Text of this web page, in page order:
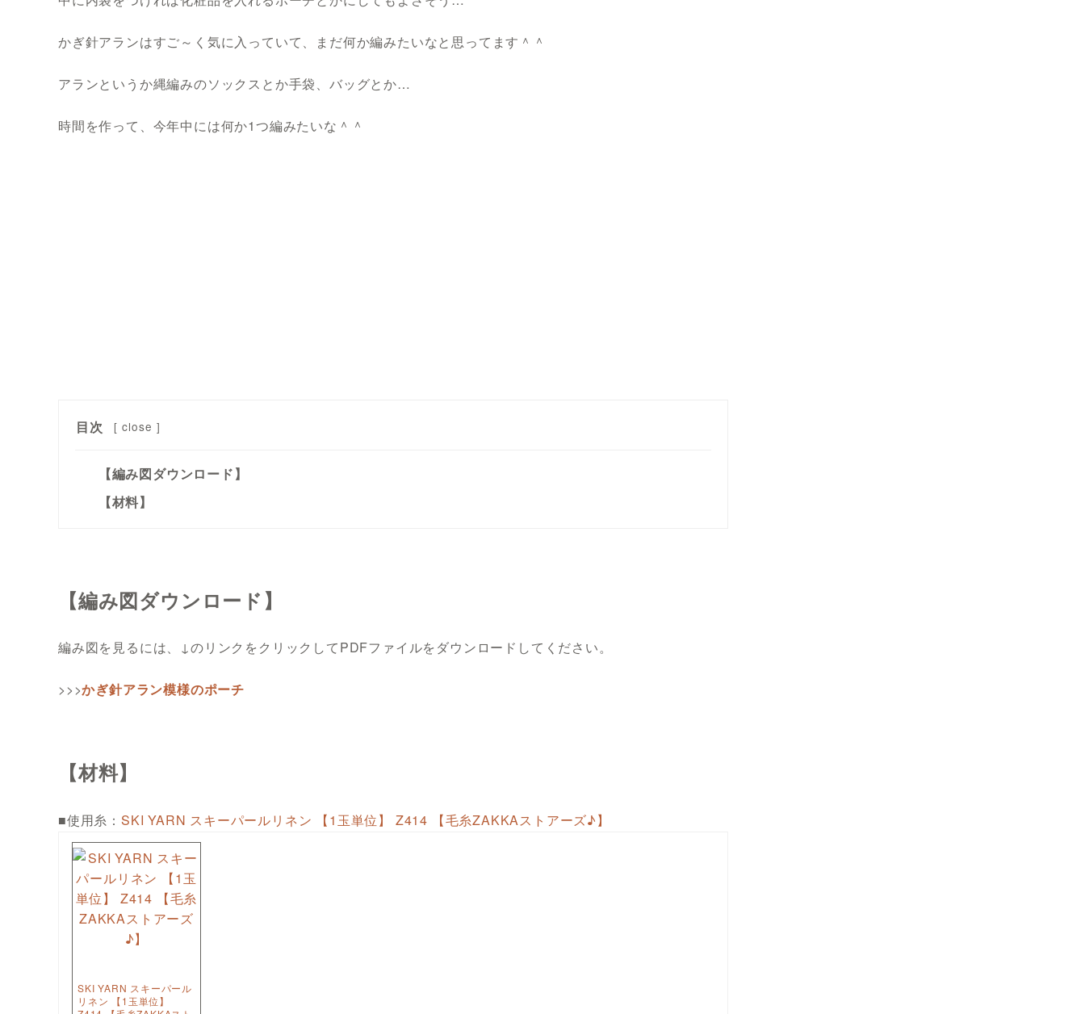
かぎ針アランはすご～く気に入っていて、まだ何か編みたいなと思ってます＾＾
アランというか縄編みのソックスとか手袋、バッグとか…
時間を作って、今年中には何か1つ編みたいな＾＾
目次 [ close ]
【編み図ダウンロード】
【材料】
【編み図ダウンロード】
編み図を見るには、↓のリンクをクリックしてPDFファイルをダウンロードしてください。
>>>かぎ針アラン模様のポーチ
【材料】
■使用糸： SKI YARN スキーパールリネン 【1玉単位】 Z414 【毛糸ZAKKAストアーズ♪】
SKI YARN スキーパール
リネン 【1玉単位】